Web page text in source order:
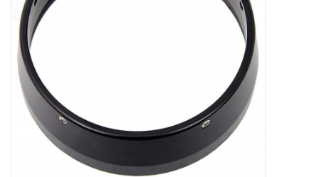
Speelgoed
Globes / Gadgets
Weerstations
Aanbiedingen